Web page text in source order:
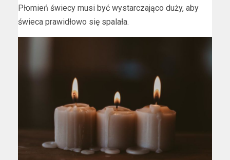
Płomień świecy musi być wystarczająco duży, aby
świeca prawidłowo się spalała.